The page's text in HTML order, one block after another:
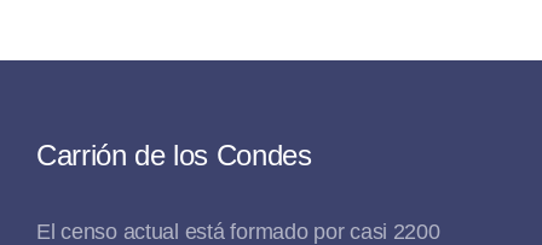
Carrión de los Condes
El censo actual está formado por casi 2200